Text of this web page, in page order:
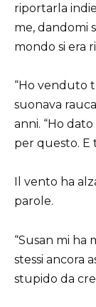
riportarla
me, dandomi
mondo si era
“Ho venduto
suonava
anni. “Ho
per questo. E
Il vento ha
parole.
“Susan mi
stessi ancora
stupido da